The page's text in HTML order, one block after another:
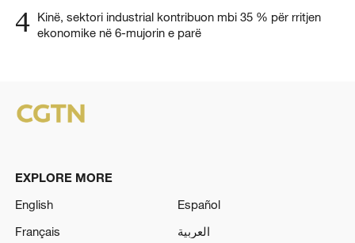
4 Kinë, sektori industrial kontribuon mbi 35 % për rritjen
ekonomike në 6-mujorin e parë
EXPLORE MORE
English
Español
Français
العربية